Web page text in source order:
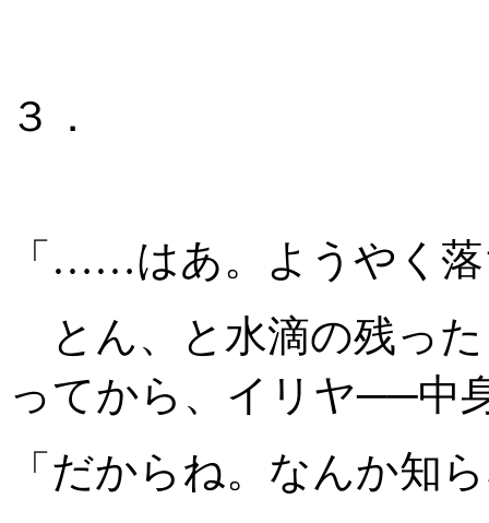
３．
「……はあ。ようやく
とん、と水滴の残っ
ってから、イリヤ──中
「だからね。なんか知